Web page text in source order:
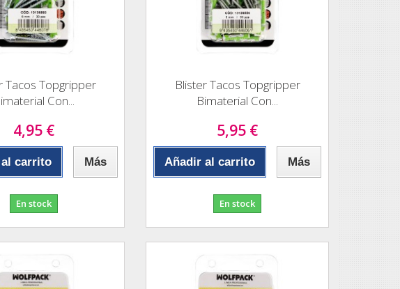
Tacos Topgripper
Con...
4,95 €
carrito Más
En stock
Blister Tacos Topgripper
Bimaterial Con...
5,95 €
Añadir al carrito Más
En stock